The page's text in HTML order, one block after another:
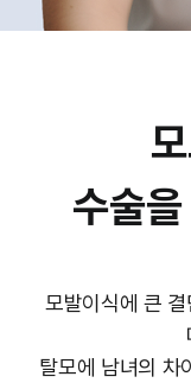
수술
모발이식에 큰
탈모에 남녀의 차